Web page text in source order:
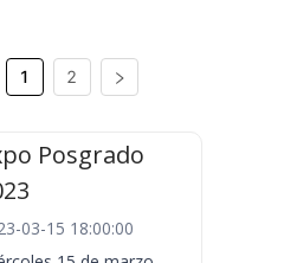
1 2
Posgrado
03-15 18:00:00